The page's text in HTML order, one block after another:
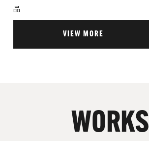
品
VIEW MORE
WORKS